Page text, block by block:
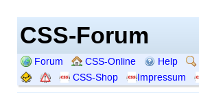
CSS-Forum
Forum CSS-Online Help
CSS-Shop
Impressum